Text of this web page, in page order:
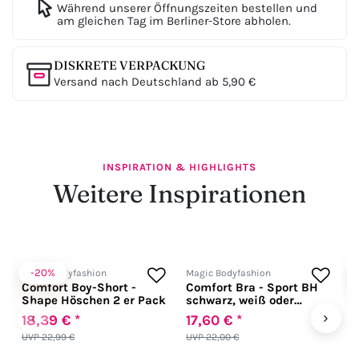
Während unserer Öffnungszeiten bestellen und
am gleichen Tag im Berliner-Store abholen.
DISKRETE VERPACKUNG
Versand nach Deutschland ab 5,90 €
INSPIRATION & HIGHLIGHTS
Weitere Inspirationen
‹
-20%
Magic Bodyfashion
Comfort Boy-Short -
Shape Höschen 2 er Pack
UVP 22,99 €
18,39 € *
Magic Bodyfashion
Comfort Bra - Sport BH
schwarz, weiß oder
hautfarben
UVP 22,00 €
17,60 € * ›